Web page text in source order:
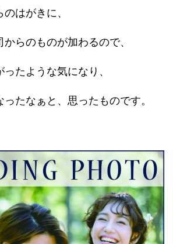
はがきに、
らのものが加わるので、
たような気になり、
たなぁと、思ったものです。